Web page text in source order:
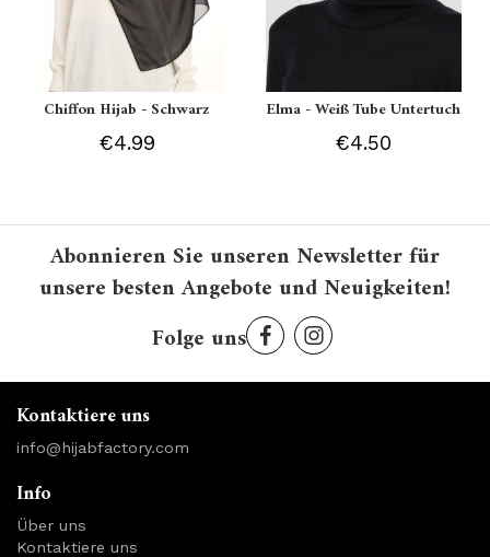
Chiffon Hijab - Schwarz
€4.99
Elma - Weiß Tube Untertuch
€4.50
Abonnieren Sie unseren Newsletter für
unsere besten Angebote und Neuigkeiten!
Folge uns
Kontaktiere uns
info@hijabfactory.com
Info
Über uns
Kontaktiere uns